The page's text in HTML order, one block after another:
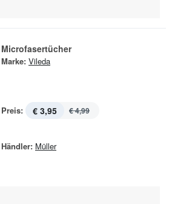
Microfasertücher
Marke: Vileda
Preis: € 3,95 € 4,99
Händler: Müller